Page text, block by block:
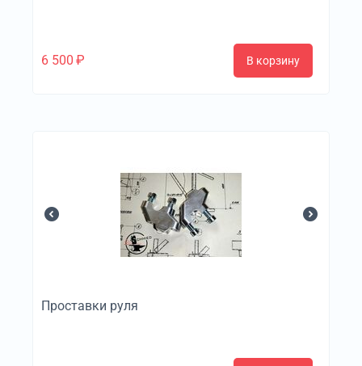
6 500 ₽ В корзину
Проставки руля